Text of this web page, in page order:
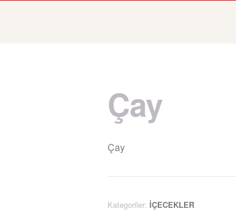
Çay
Çay
Kategoriler: İÇECEKLER